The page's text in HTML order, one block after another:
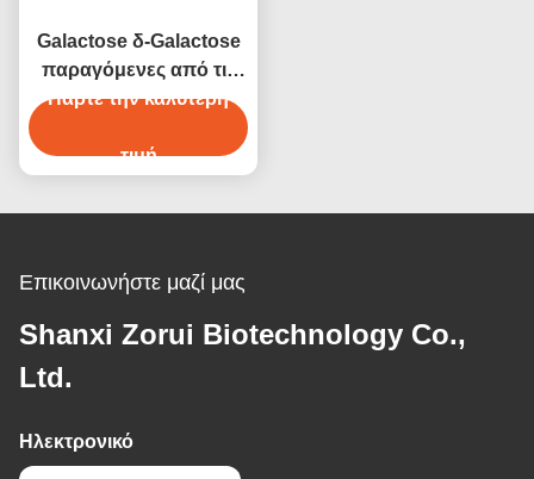
Galactose δ-Galactose
παραγόμενες από τις
εγκαταστάσεις
59-23-4 τροφίμων
Πάρτε την καλύτερη
τιμή
Επικοινωνήστε μαζί μας
Shanxi Zorui Biotechnology Co.,
Ltd.
Ηλεκτρονικό